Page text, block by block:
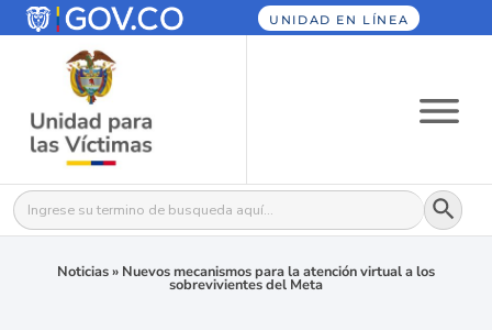
UNIDAD EN LÍNEA
Buscar: Botón
Noticias» Nuevos mecanismos para la atención virtual a los
sobrevivientes del Meta